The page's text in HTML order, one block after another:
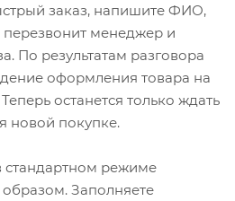
заказ, напишите ФИО,
менеджер и
По результатам разговора
оформления товара на
останется только ждать
новой покупке.
режиме
Заполняете